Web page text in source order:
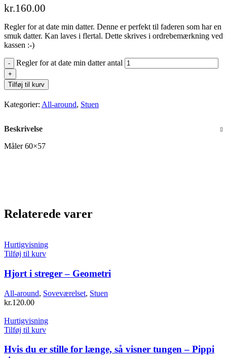
kr.160.00
Regler for at date min datter. Denne er perfekt til faderen som har en
smuk datter. Kan laves i flertal. Dette skrives i ordrebemærkning ved
kassen :-)
Regler for at date min datter antal
Tilføj til kurv
Kategorier: All-around, Stuen
Beskrivelse
Måler 60×57
Relaterede varer
Hurtigvisning
Tilføj til kurv
Hjort i streger – Geometri
All-around, Soveværelset, Stuen
kr.120.00
Hurtigvisning
Tilføj til kurv
Hvis du er stille for længe, så visner tungen – Pippi